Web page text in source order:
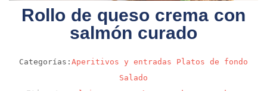
Rollo de queso crema con
salmón curado
Categorías: Aperitivos y entradas
Platos de fondo
Salado